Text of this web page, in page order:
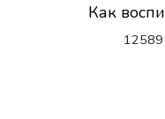
Как
12589